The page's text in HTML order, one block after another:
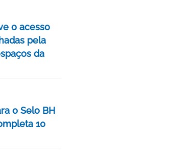
o acesso
pela
da
o Selo BH
10